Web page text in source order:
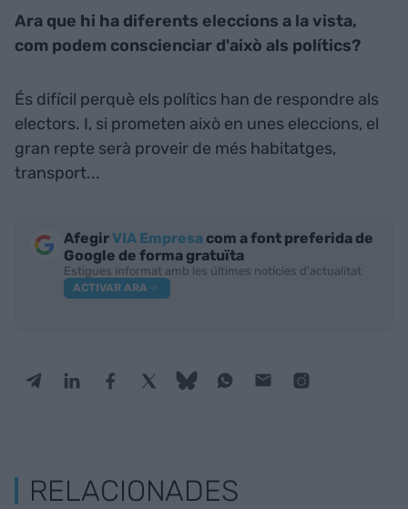
Ara que hi ha diferents eleccions a la vista,
com podem conscienciar d'això als polítics?
És difícil perquè els polítics han de respondre als
electors. I, si prometen això en unes eleccions, el
gran repte serà proveir de més habitatges,
transport...
AfegirVIA Empresa com a font preferida de
Google de forma gratuïta
Estigues informat amb les últimes notícies d'actualitat
ACTIVAR ARA
RELACIONADES